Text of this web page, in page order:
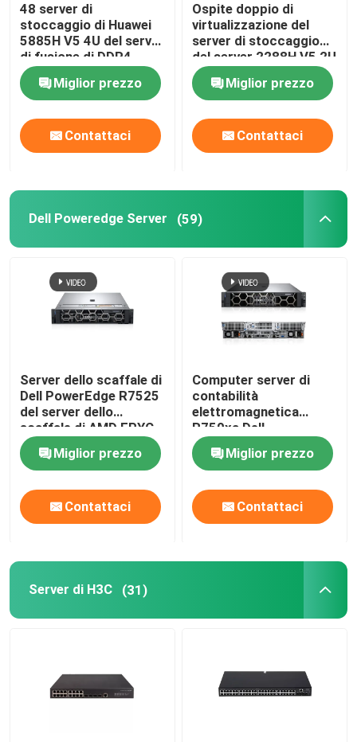
Contattaci
Notizie
Casi
Server di stoccaggio di scaffale
Dell Poweredge Server
Commutatori di Datacom
Dispositivo di WLAN
Router senza fili astuto
SSD interno del disco rigido
Carta grafica di Geforce
48 server di
stoccaggio di Huawei
5885H V5 4U del server
di fusione di DDR4
DIMMs Huawei
Miglior prezzo
Contattaci
Ospite doppio di
virtualizzazione del
server di stoccaggio
del server 2288H V5 2U
di fusione del CPU
HUAWEIMiglior prezzo
Contattaci
Dell Poweredge Server (59)
Server dello scaffale di
Dell PowerEdge R7525
del server dello
scaffale di AMD EPYC
2U altamente evolutivo
Miglior prezzo
Contattaci
Computer server di
contabilità
elettromagnetica
R750xa Dell
Poweredge Server 2U
GPU Miglior prezzo
Contattaci
Server di H3C (31)